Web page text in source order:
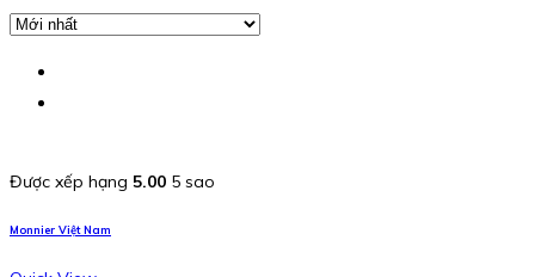
Được xếp hạng 5.00 5 sao
Monnier Việt Nam